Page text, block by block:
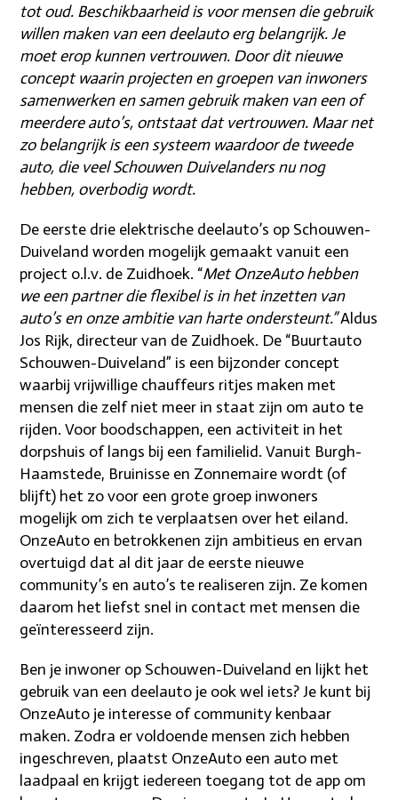
tot oud. Beschikbaarheid is voor mensen die gebruik
willen maken van een deelauto erg belangrijk. Je
moet erop kunnen vertrouwen. Door dit nieuwe
concept waarin projecten en groepen van inwoners
samenwerken en samen gebruik maken van een of
meerdere auto’s, ontstaat dat vertrouwen. Maar net
zo belangrijk is een systeem waardoor de tweede
auto, die veel Schouwen Duivelanders nu nog
hebben, overbodig wordt.
De eerste drie elektrische deelauto’s op Schouwen-
Duiveland worden mogelijk gemaakt vanuit een
project o.l.v. de Zuidhoek. “Met OnzeAuto hebben
we een partner die flexibel is in het inzetten van
auto’s en onze ambitie van harte ondersteunt.”Aldus
Jos Rijk, directeur van de Zuidhoek. De “Buurtauto
Schouwen-Duiveland” is een bijzonder concept
waarbij vrijwillige chauffeurs ritjes maken met
mensen die zelf niet meer in staat zijn om auto te
rijden. Voor boodschappen, een activiteit in het
dorpshuis of langs bij een familielid. Vanuit Burgh-
Haamstede, Bruinisse en Zonnemaire wordt (of
blijft) het zo voor een grote groep inwoners
mogelijk om zich te verplaatsen over het eiland.
OnzeAuto en betrokkenen zijn ambitieus en ervan
overtuigd dat al dit jaar de eerste nieuwe
community’s en auto’s te realiseren zijn. Ze komen
daarom het liefst snel in contact met mensen die
geïnteresseerd zijn.
Ben je inwoner op Schouwen-Duiveland en lijkt het
gebruik van een deelauto je ook wel iets? Je kunt bij
OnzeAuto je interesse of community kenbaar
maken. Zodra er voldoende mensen zich hebben
ingeschreven, plaatst OnzeAuto een auto met
laadpaal en krijgt iedereen toegang tot de app om